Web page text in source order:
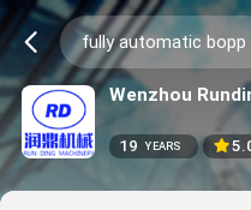
Wenzhou
19 YEARS